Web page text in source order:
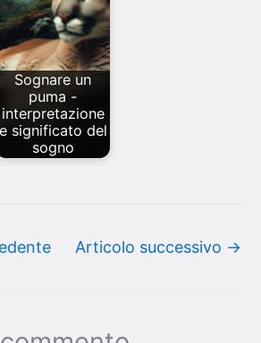
Sognare un
puma -
interpretazione
e significato del
sogno
Articolo successivo →